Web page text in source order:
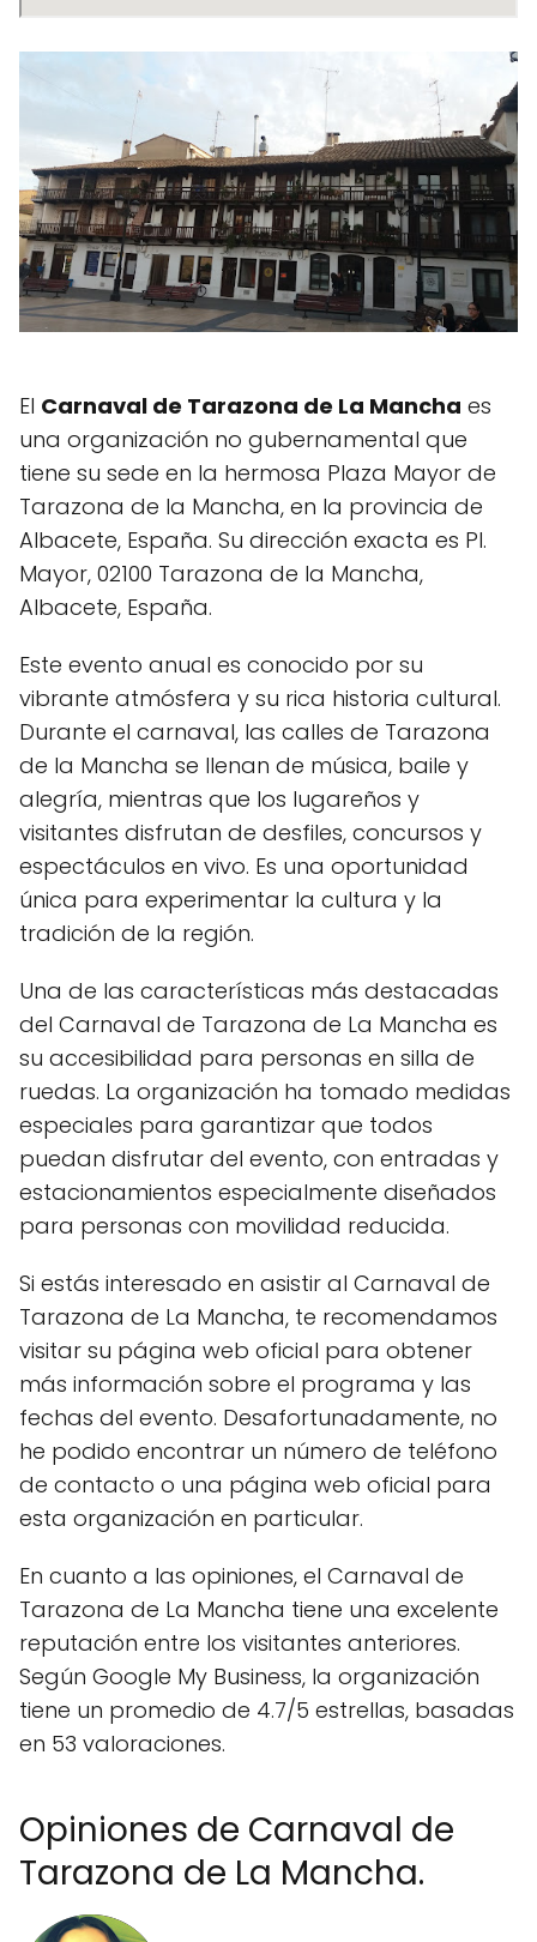
El Carnaval de Tarazona de La Mancha es
una organización no gubernamental que
tiene su sede en la hermosa Plaza Mayor de
Tarazona de la Mancha, en la provincia de
Albacete, España. Su dirección exacta es Pl.
Mayor, 02100 Tarazona de la Mancha,
Albacete, España.
Este evento anual es conocido por su
vibrante atmósfera y su rica historia cultural.
Durante el carnaval, las calles de Tarazona
de la Mancha se llenan de música, baile y
alegría, mientras que los lugareños y
visitantes disfrutan de desfiles, concursos y
espectáculos en vivo. Es una oportunidad
única para experimentar la cultura y la
tradición de la región.
Una de las características más destacadas
del Carnaval de Tarazona de La Mancha es
su accesibilidad para personas en silla de
ruedas. La organización ha tomado medidas
especiales para garantizar que todos
puedan disfrutar del evento, con entradas y
estacionamientos especialmente diseñados
para personas con movilidad reducida.
Si estás interesado en asistir al Carnaval de
Tarazona de La Mancha, te recomendamos
visitar su página web oficial para obtener
más información sobre el programa y las
fechas del evento. Desafortunadamente, no
he podido encontrar un número de teléfono
de contacto o una página web oficial para
esta organización en particular.
En cuanto a las opiniones, el Carnaval de
Tarazona de La Mancha tiene una excelente
reputación entre los visitantes anteriores.
Según Google My Business, la organización
tiene un promedio de 4.7/5 estrellas, basadas
en 53 valoraciones.
Opiniones de Carnaval de
Tarazona de La Mancha.